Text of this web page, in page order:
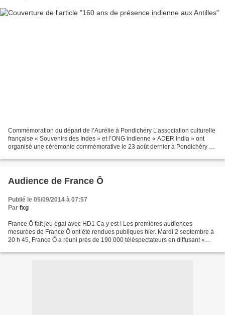
Commémoration du départ de l’Aurélie à Pondichéry L’association culturelle
française « Souvenirs des Indes » et l’ONG indienne « ADER India » ont
organisé une cérémonie commémorative le 23 août dernier à Pondichéry à
Audience de France Ô
Publié le 05/09/2014 à 07:57
Par fxg
France Ô fait jeu égal avec HD1 Ca y est ! Les premières audiences
mesurées de France Ô ont été rendues publiques hier. Mardi 2 septembre à
20 h 45, France Ô a réuni près de 190 000 téléspectateurs en diffusant «